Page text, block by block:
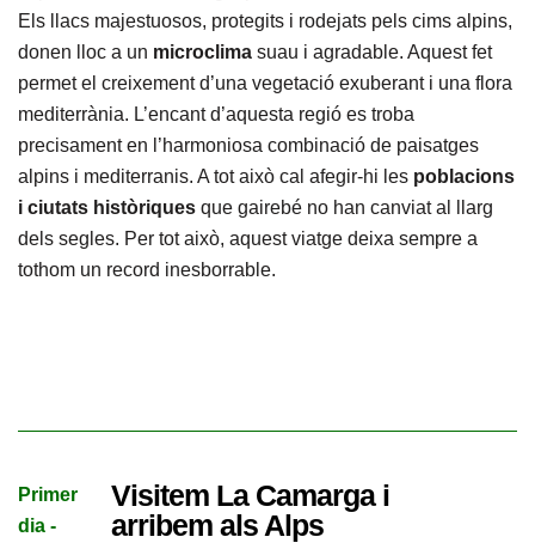
Els llacs majestuosos, protegits i rodejats pels cims alpins,
donen lloc a un microclima suau i agradable. Aquest fet
permet el creixement d’una vegetació exuberant i una flora
mediterrània. L’encant d’aquesta regió es troba
precisament en l’harmoniosa combinació de paisatges
alpins i mediterranis. A tot això cal afegir-hi les poblacions
i ciutats històriques que gairebé no han canviat al llarg
dels segles. Per tot això, aquest viatge deixa sempre a
tothom un record inesborrable.
Primer
dia -
Visitem La Camarga i
arribem als Alps